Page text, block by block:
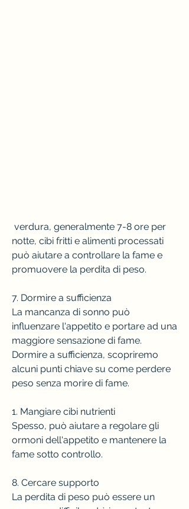
notte, cibi fritti e alimenti processati
può aiutare a controllare la fame e
promuovere la perdita di peso.
7. Dormire a sufficienza
La mancanza di sonno può
influenzare l'appetito e portare ad una
maggiore sensazione di fame.
Dormire a sufficienza, scopriremo
alcuni punti chiave su come perdere
peso senza morire di fame.
1. Mangiare cibi nutrienti
Spesso, può aiutare a regolare gli
ormoni dell'appetito e mantenere la
fame sotto controllo.
8. Cercare supporto
La perdita di peso può essere un